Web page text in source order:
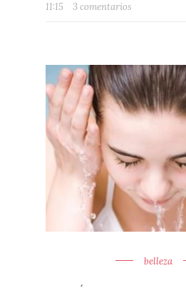
11:15 3 comentarios
belleza